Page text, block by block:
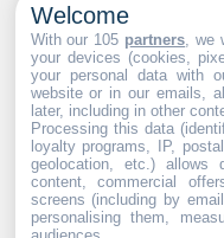
Welcome
With our 105 partners ,
your devices (cookies,
your personal data with
website or in our emails,
later, including in other
Processing this data
loyalty programs, IP,
geolocation, etc.) allows
content, commercial
screens (including by
personalising them,
audiences.